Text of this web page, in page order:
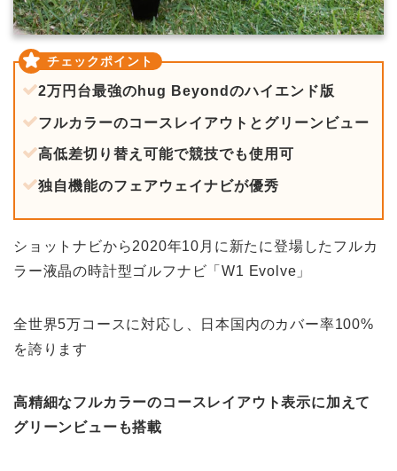
2万円台最強のhug Beyondのハイエンド版
フルカラーのコースレイアウトとグリーンビュー
高低差切り替え可能で競技でも使用可
独自機能のフェアウェイナビが優秀
ショットナビから2020年10月に新たに登場したフルカ
ラー液晶の時計型ゴルフナビ「W1 Evolve」
全世界5万コースに対応し、日本国内のカバー率100%
を誇ります
高精細なフルカラーのコースレイアウト表示に加えて
グリーンビューも搭載